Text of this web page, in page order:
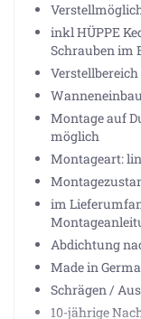
inkl HÜPPE
Schrauben im
Verstellbereich
Montage auf
möglich
Montageart:
im
Abdichtung
Made in
Schrägen /
10-jährige